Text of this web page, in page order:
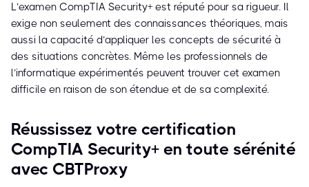
L’examen CompTIA Security+ est réputé pour sa rigueur. Il
exige non seulement des connaissances théoriques, mais
aussi la capacité d’appliquer les concepts de sécurité à
des situations concrètes. Même les professionnels de
l’informatique expérimentés peuvent trouver cet examen
difficile en raison de son étendue et de sa complexité.
Réussissez votre certification
CompTIA Security+ en toute sérénité
avec CBTProxy